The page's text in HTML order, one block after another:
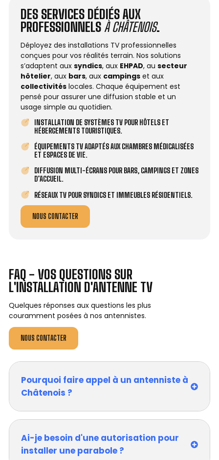
DES SERVICES DÉDIÉS AUX
PROFESSIONNELS À CHÂTENOIS.
Déployez des installations TV professionnelles
conçues pour vos réalités terrain. Nos solutions
s’adaptent aux syndics, aux EHPAD, au secteur
hôtelier, aux bars, aux campings et aux
collectivités locales. Chaque équipement est
pensé pour assurer une diffusion stable et un
usage simple au quotidien.
INSTALLATION DE SYSTÈMES TV POUR HÔTELS ET
HÉBERGEMENTS TOURISTIQUES.
ÉQUIPEMENTS TV ADAPTÉS AUX CHAMBRES MÉDICALISÉES
ET ESPACES DE VIE.
DIFFUSION MULTI-ÉCRANS POUR BARS, CAMPINGS ET ZONES
D’ACCUEIL.
RÉSEAUX TV POUR SYNDICS ET IMMEUBLES RÉSIDENTIELS.
NOUS CONTACTER
FAQ - VOS QUESTIONS SUR
L'INSTALLATION D'ANTENNE TV
Quelques réponses aux questions les plus
couramment posées à nos antennistes.
NOUS CONTACTER
Pourquoi faire appel à un antenniste à
Châtenois ?
Ai-je besoin d'une autorisation pour
installer une parabole ?